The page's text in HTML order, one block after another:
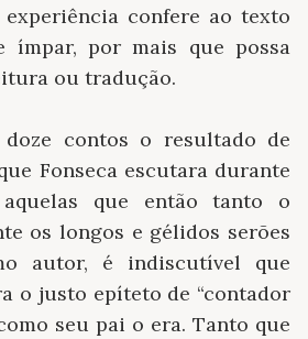
confere ao texto
ímpar, por mais que possa
ou tradução.
doze contos o resultado de
Fonseca escutara durante
que então tanto o
os longos e gélidos serões
autor, é indiscutível que
o justo epíteto de “contador
seu pai o era. Tanto que